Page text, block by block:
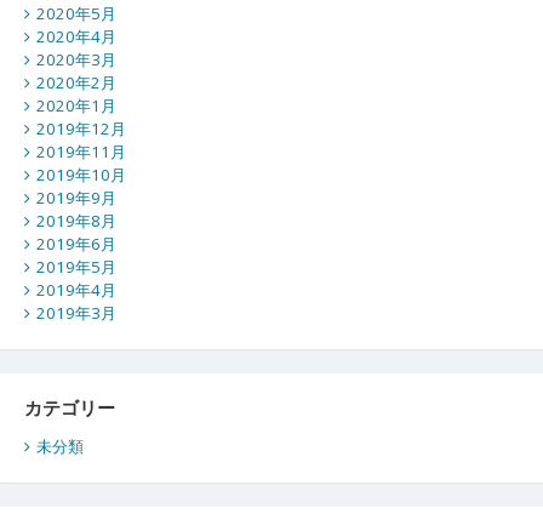
2020年5月
2020年4月
2020年3月
2020年2月
2020年1月
2019年12月
2019年11月
2019年10月
2019年9月
2019年8月
2019年6月
2019年5月
2019年4月
2019年3月
カテゴリー
未分類